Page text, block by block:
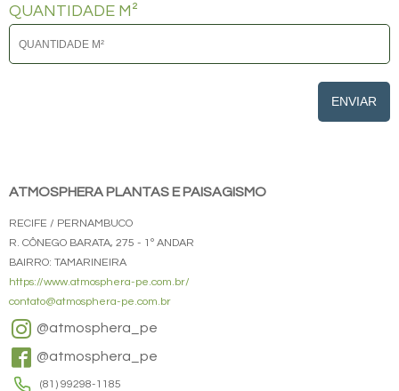
QUANTIDADE M²
ENVIAR
ATMOSPHERA PLANTAS E PAISAGISMO
RECIFE / PERNAMBUCO
R. CÔNEGO BARATA, 275 - 1º ANDAR
BAIRRO: TAMARINEIRA
https://www.atmosphera-pe.com.br/
contato@atmosphera-pe.com.br
@atmosphera_pe
@atmosphera_pe
(81) 99298-1185